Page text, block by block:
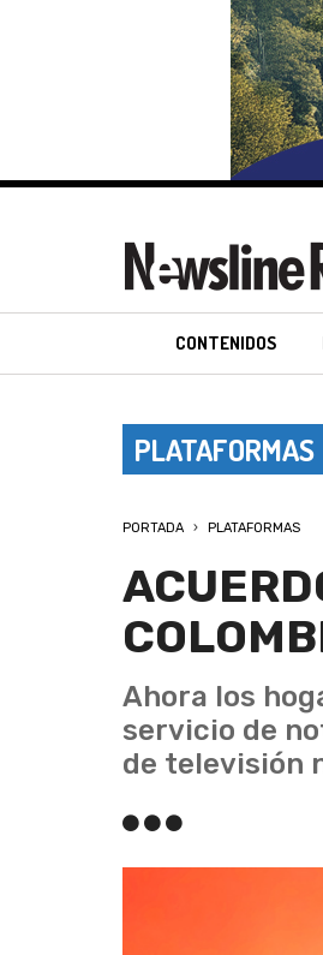
CONTENIDOS
PLATAFORMAS
PORTADA PLATAFORMAS
Ahora los
servicio de
de televisión